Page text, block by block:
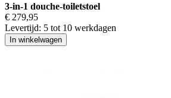
3-in-1 douche-toiletstoel
€ 279,95
Levertijd: 5 tot 10 werkdagen
In winkelwagen